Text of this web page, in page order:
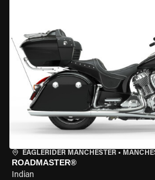
EAGLERIDER MANCHESTER •
ROADMASTER®
Indian